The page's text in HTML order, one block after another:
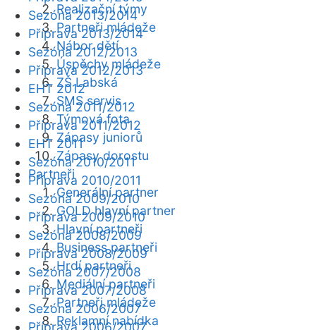
Realizační týmy
Partneři mládeže
Nábor dětí
Úspěchy mládeže
ZŠ Labská
SMS servis
Týmová fota
Zápasy juniorů
Zápasy dorostu
Partneři
Generální partner
GOLD hlavní partner
Hlavní partneři
Business partneři
Hrdí partneři
Mediální partneři
Partneři mládeže
Reklamní nabídka
Sezóna 2013/2014
Příprava 2013/2014
Sezóna 2012/2013
Příprava 2012/2013
EHT 2012
Sezóna 2011/2012
Příprava 2011/2012
EHT 2011
Sezóna 2010/2011
Příprava 2010/2011
Sezóna 2009/2010
Příprava 2009/2010
Sezóna 2008/2009
Příprava 2008/2009
Sezóna 2007/2008
Příprava 2007/2008
Sezóna 2006/2007
Příprava 2006/2007